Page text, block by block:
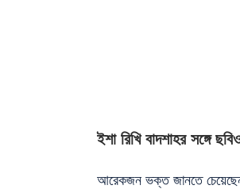
ইশা রিখি বাদশাহর সঙ্গে
আরেকজন ভক্ত জানতে চেয়েছেন,